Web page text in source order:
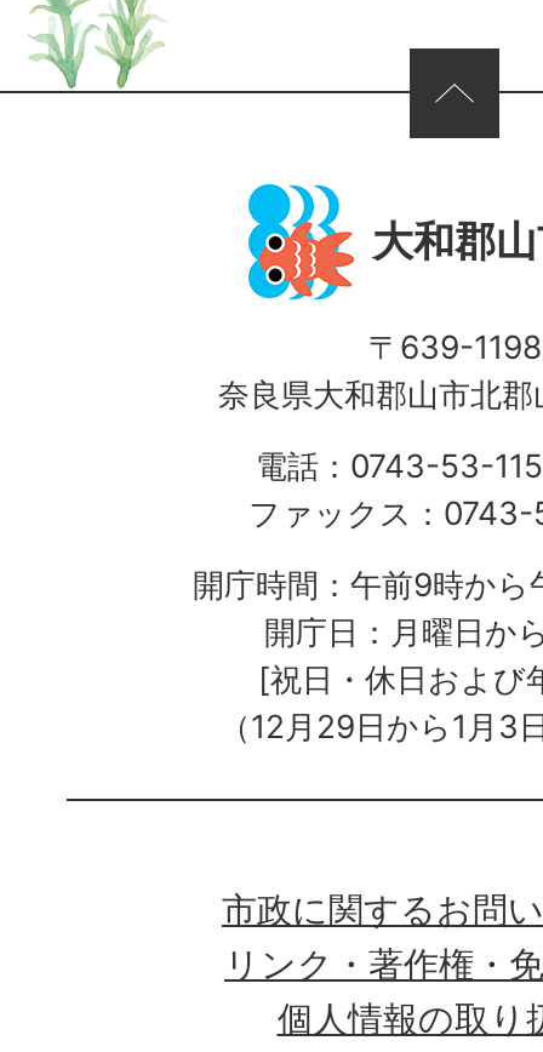
ページの先頭へ
大和郡
〒639-1198
奈良県大和郡山市北
電話：0743-53-
ファックス：
開庁時間：午前9時か
開庁日：月曜日か
[祝日・休日および
（12月29日から1月3
市政に関するお問
リンク・著作権・
個人情報の取り